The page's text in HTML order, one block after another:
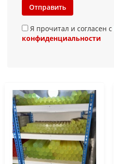
Отправить
Я прочитал и согласен с
конфиденциальности